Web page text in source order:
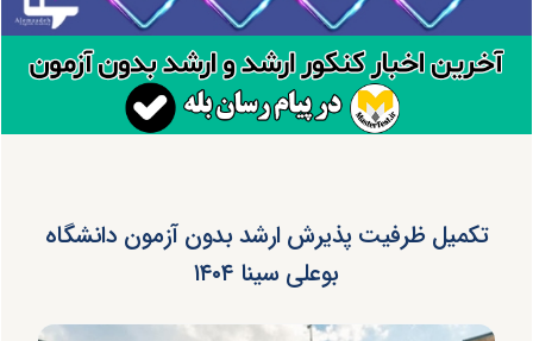
تکمیل ظرفیت پذیرش ارشد بدون آزمون دانشگاه
بوعلی سینا ۱۴۰۴